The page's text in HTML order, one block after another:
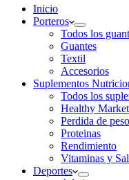
Inicio
Porteros
Todos los
Guantes
Textil
Accesorios
Suplementos
Todos los
Healthy Market
Perdida de peso
Proteinas
Rendimiento
Vitaminas y
Deportes